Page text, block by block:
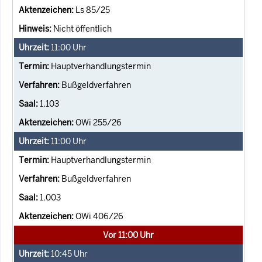
Ls 85/25
Nicht öffentlich
11:00 Uhr
Hauptverhandlungstermin
Bußgeldverfahren
1.103
OWi 255/26
11:00 Uhr
Hauptverhandlungstermin
Bußgeldverfahren
1.003
OWi 406/26
Vor 11:00 Uhr
10:45 Uhr